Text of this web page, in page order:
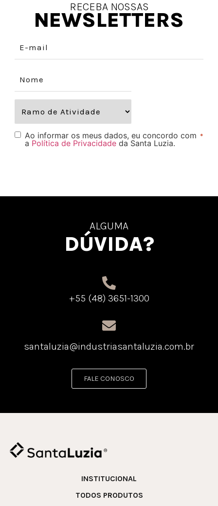
RECEBA NOSSAS
NEWSLETTERS
Ao informar os meus dados, eu concordo com
a Política de Privacidade da Santa Luzia.
*
ALGUMA
DÚVIDA?
+55 (48) 3651-1300
santaluzia@industriasantaluzia.com.br
FALE CONOSCO
INSTITUCIONAL
TODOS PRODUTOS